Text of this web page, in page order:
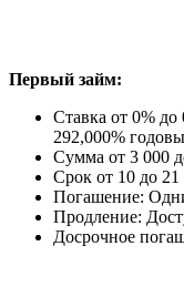
Первый займ:
Ставка от 0%
292,000%
Сумма от 3 000
Срок от 10 до 21
Погашение:
Продление:
Досрочное